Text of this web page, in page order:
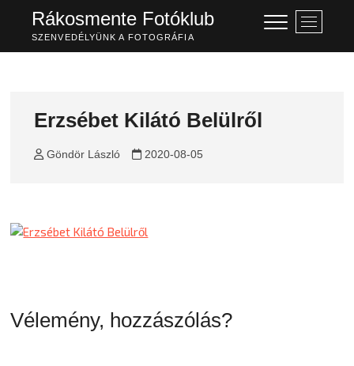
content
Rákosmente Fotóklub
SZENVEDÉLYÜNK A FOTOGRÁFIA
M
e
n
Erzsébet Kilátó Belülről
Göndör László 2020-08-05
Vélemény, hozzászólás?